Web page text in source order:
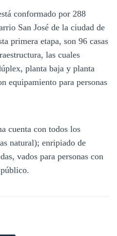
conformado por 288
San José de la ciudad de
primera etapa, son 96 casas
las cuales
planta baja y planta
equipamiento para personas
cuenta con todos los
natural); enripiado de
vados para personas con